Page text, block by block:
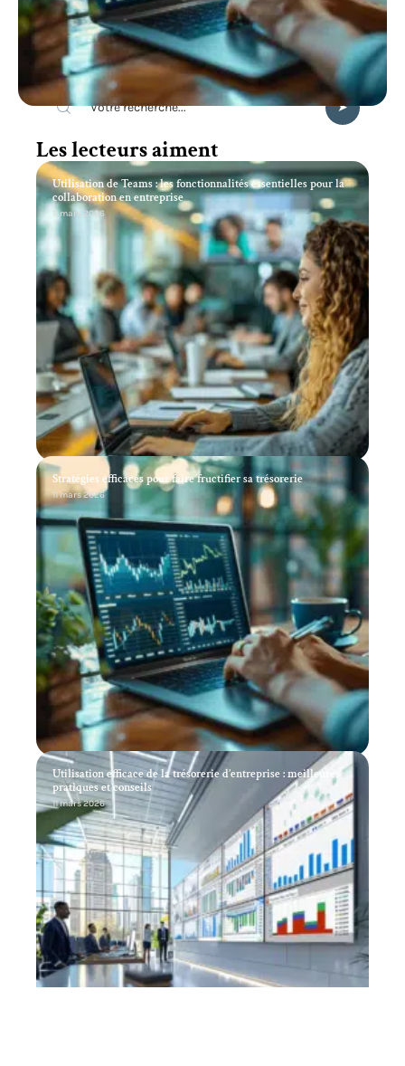
Recherche
Les lecteurs aiment
Utilisation de Teams : les fonctionnalités essentielles pour la
collaboration en entreprise
11 mars 2026
Stratégies efficaces pour faire fructifier sa trésorerie
11 mars 2026
Utilisation efficace de la trésorerie d’entreprise : meilleures
pratiques et conseils
11 mars 2026